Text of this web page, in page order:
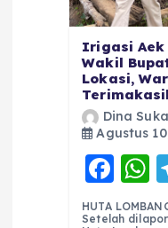
Irigasi Aek
Wakil
Lokasi,
Dina
Agustus
F
a h
HUTA
Setelah